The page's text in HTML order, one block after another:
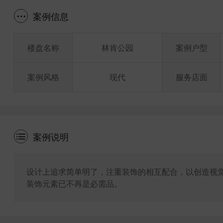
案例信息
楼盘名称
案例风格
林肯公园
现代
案例户型
服务店面
案例说明
设计上追求简单明了，注重装饰的相互配合，以创造
装饰元素已不再是必需品。